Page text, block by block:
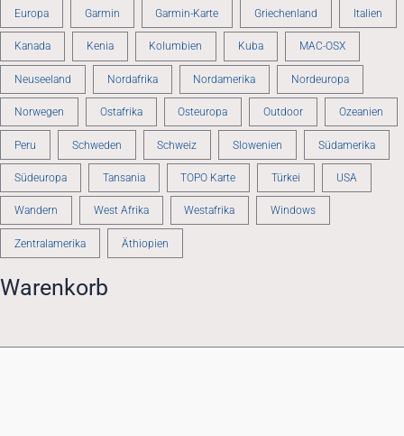
Europa Garmin Garmin-Karte Griechenland Italien
Kanada Kenia Kolumbien Kuba MAC-OSX
Neuseeland Nordafrika Nordamerika Nordeuropa
Norwegen Ostafrika Osteuropa Outdoor Ozeanien
Peru Schweden Schweiz Slowenien Südamerika
Südeuropa Tansania TOPO Karte Türkei USA
Wandern West Afrika Westafrika Windows
Zentralamerika Äthiopien
Warenkorb